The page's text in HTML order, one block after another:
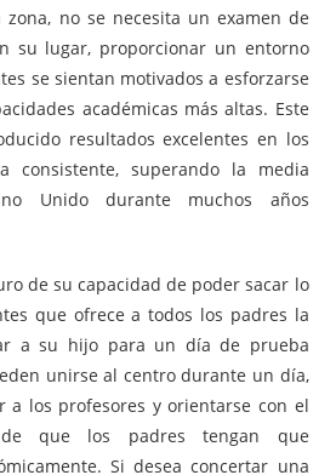
no se necesita un examen de
su lugar, proporcionar un entorno
se sientan motivados a esforzarse
académicas más altas. Este
resultados excelentes en los
consistente, superando la media
Unido durante muchos años
de su capacidad de poder sacar lo
que ofrece a todos los padres la
a su hijo para un día de prueba
unirse al centro durante un día,
a los profesores y orientarse con el
que los padres tengan que
Si desea concertar una